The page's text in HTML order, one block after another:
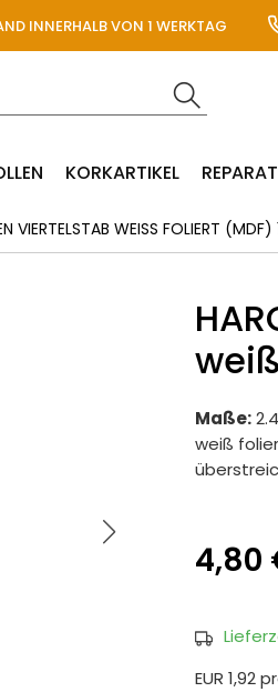
INNERHALB VON 1 WERKTAG
KORKARTIKEL
VIERTELSTAB WEISS FOLIERT (MDF)
Maße:
weiß
4,80
EUR 1,92